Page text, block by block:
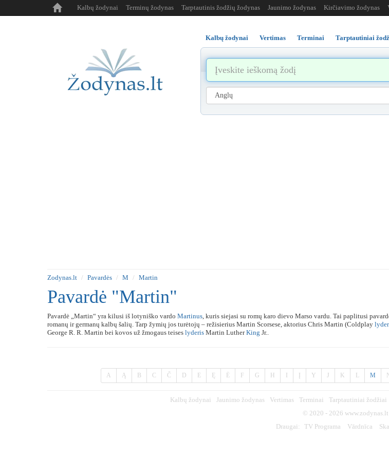
Kalbų žodynai Terminų žodynas Tarptautinis žodžių žodynas Jaunimo žodynas Kirčiavimo žodynas
Kalbų žodynai Vertimas Terminai Tarptautiniai
Zodynas.lt Pavardės M Martin
Pavardė "Martin"
Pavardė „Martin“ yra kilusi iš lotyniško vardo Martinus, kuris siejasi su romų karo dievo Marso vardu. Tai paplitusi
romanų ir germanų kalbų šalių. Tarp žymių jos turėtojų – režisierius Martin Scorsese, aktorius Chris Martin (Coldplay
George R. R. Martin bei kovos už žmogaus teises lyderis Martin LutherKing Jr..
A Ą B C Č D E Ę Ė F G H Y J K L M
Kalbų žodynai Jaunimo žodynas Vertimas Terminai Tarptautiniai žodžiai
© 2020 - 2026 www.zodynas.lt
Draugai:
TV Programa Vārdnīca